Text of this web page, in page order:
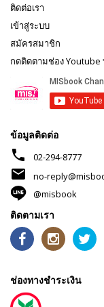
ติดต่อเรา
เข้าสู่ระบบ
สมัครสมาชิก
กดติดตามช่อง Youtube
ข้อมูลติดต่อ
phone 02-294-8777
mail
no-
@misbook
ติดตามเรา
ช่องทางชำระเงิน